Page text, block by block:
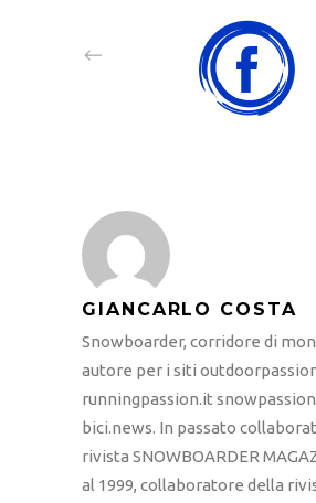
GIANCARLO COSTA
Snowboarder, corridore di
autore per i siti
runningpassion.it
bici.news. In passato
rivista SNOWBOARDER
al 1999, collaboratore della